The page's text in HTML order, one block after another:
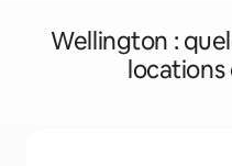
Wellington :
locations